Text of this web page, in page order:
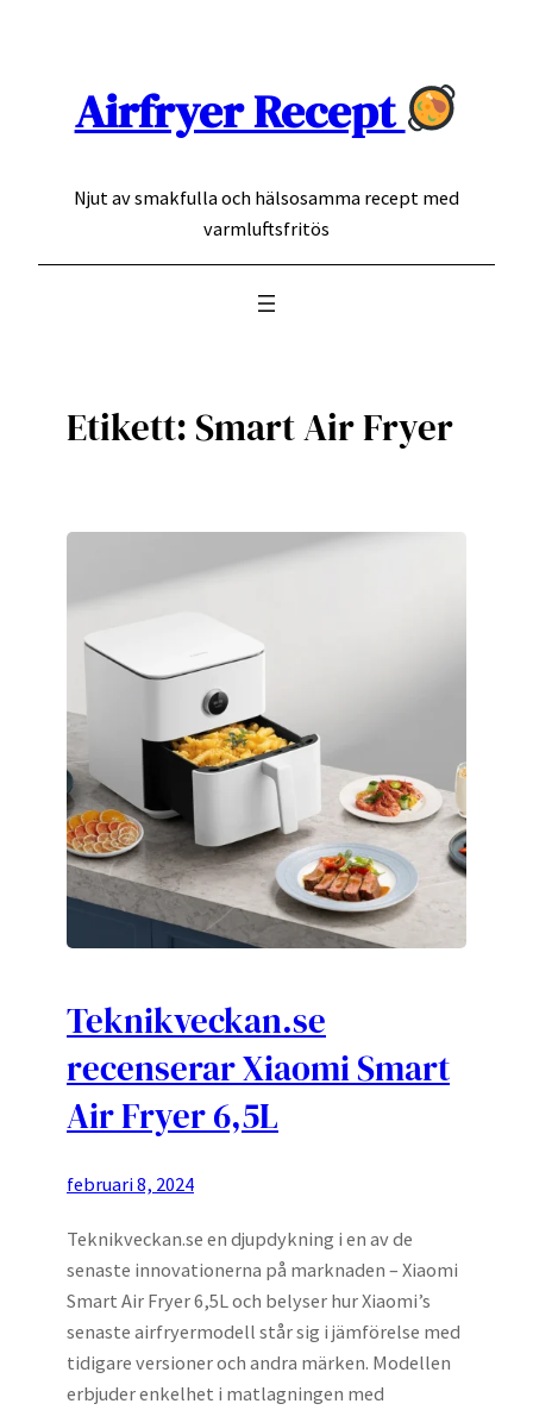
Airfryer Recept
Njut av smakfulla och hälsosamma recept med
varmluftsfritös
Etikett: Smart Air Fryer
Teknikveckan.se
recenserar Xiaomi Smart
Air Fryer 6,5L
februari 8, 2024
Teknikveckan.se en djupdykning i en av de
senaste innovationerna på marknaden – Xiaomi
Smart Air Fryer 6,5L och belyser hur Xiaomi’s
senaste airfryermodell står sig i jämförelse med
tidigare versioner och andra märken. Modellen
erbjuder enkelhet i matlagningen med